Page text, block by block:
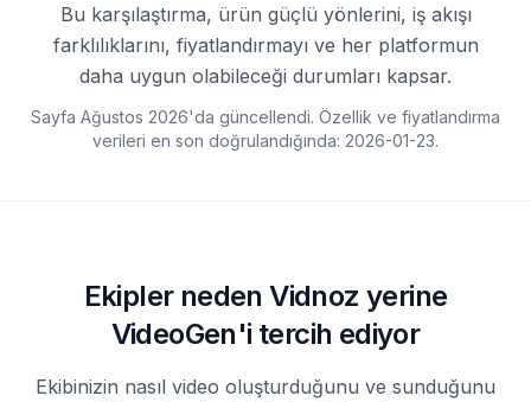
Bu karşılaştırma, ürün güçlü yönlerini, iş akışı
farklılıklarını, fiyatlandırmayı ve her platformun
daha uygun olabileceği durumları kapsar.
Sayfa Ağustos 2026'da güncellendi. Özellik ve fiyatlandırma
verileri en son doğrulandığında: 2026-01-23.
Ekipler neden Vidnoz yerine
VideoGen'i tercih ediyor
Ekibinizin nasıl video oluşturduğunu ve sunduğunu